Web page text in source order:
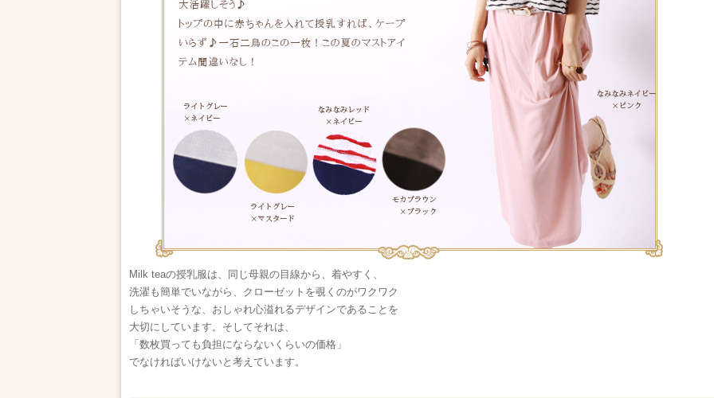
Milk teaの授乳服は、同じ母親の目線から、着やすく、
洗濯も簡単でいながら、クローゼットを覗くのがワクワク
しちゃいそうな、おしゃれ心溢れるデザインであることを
大切にしています。そしてそれは、
「数枚買っても負担にならないくらいの価格」
でなければいけないと考えています。